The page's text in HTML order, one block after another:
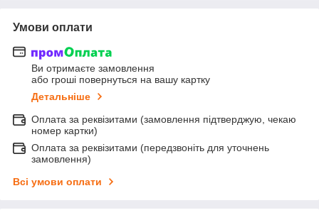
Умови оплати
Ви отримаєте замовлення
або гроші повернуться на вашу картку
Детальніше
Оплата за реквізитами (замовлення підтверджую, чекаю
номер картки)
Оплата за реквізитами (передзвоніть для уточнень
замовлення)
Всі умови оплати